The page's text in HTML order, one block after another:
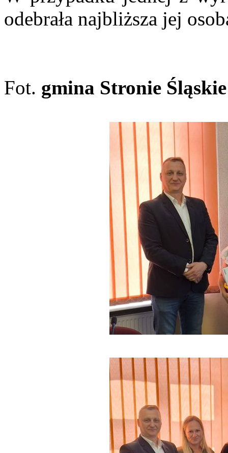
odebrała najbliższa jej
Fot. gmina Stronie Śląskie